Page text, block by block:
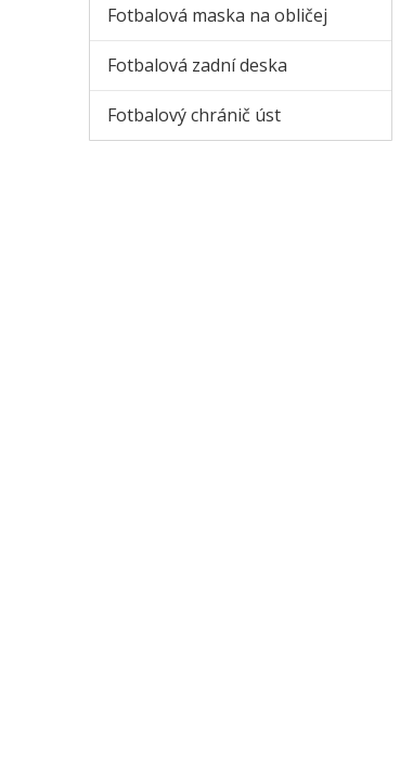
Fotbalová maska ​​na obličej
Fotbalová zadní deska
Fotbalový chránič úst